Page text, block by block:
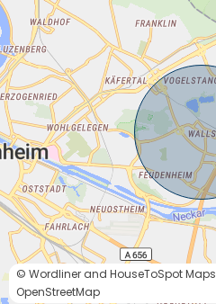
© Wordliner and HouseToSpot Maps
OpenStreetMap